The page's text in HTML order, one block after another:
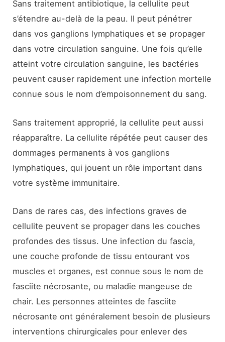
Sans traitement antibiotique, la cellulite peut
s’étendre au-delà de la peau. Il peut pénétrer
dans vos ganglions lymphatiques et se propager
dans votre circulation sanguine. Une fois qu’elle
atteint votre circulation sanguine, les bactéries
peuvent causer rapidement une infection mortelle
connue sous le nom d’empoisonnement du sang.
Sans traitement approprié, la cellulite peut aussi
réapparaître. La cellulite répétée peut causer des
dommages permanents à vos ganglions
lymphatiques, qui jouent un rôle important dans
votre système immunitaire.
Dans de rares cas, des infections graves de
cellulite peuvent se propager dans les couches
profondes des tissus. Une infection du fascia,
une couche profonde de tissu entourant vos
muscles et organes, est connue sous le nom de
fasciite nécrosante, ou maladie mangeuse de
chair. Les personnes atteintes de fasciite
nécrosante ont généralement besoin de plusieurs
interventions chirurgicales pour enlever des